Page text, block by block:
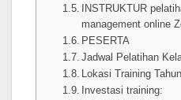
INSTRUKTUR
management online
PESERTA
Jadwal Pelatihan
Lokasi Training
Investasi training: